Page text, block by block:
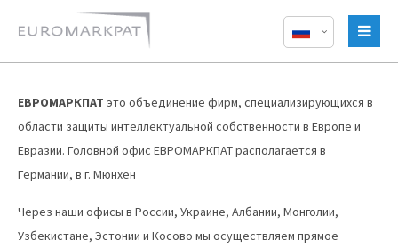
ЕВРОМАРКПАТ это объединение фирм, специализирующихся в
области защиты интеллектуальной собственности в Европе и
Евразии. Головной офис ЕВРОМАРКПАТ располагается в
Германии, в г. Мюнхен
Через наши офисы в России, Украине, Албании, Монголии,
Узбекистане, Эстонии и Косово мы осуществляем прямое